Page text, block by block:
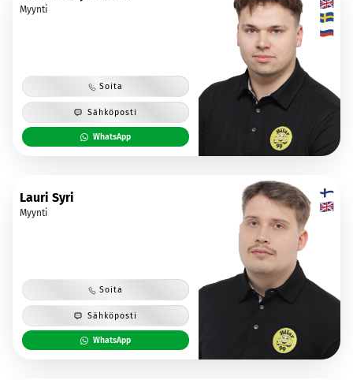
Myynti
Soita
Sähköposti
WhatsApp
Lauri Syri
Myynti
Soita
Sähköposti
WhatsApp